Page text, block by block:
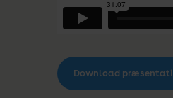
Download